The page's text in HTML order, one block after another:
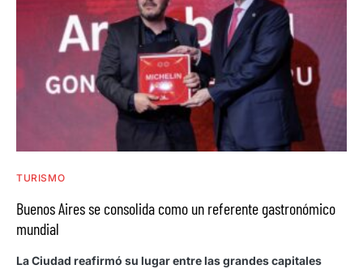
TURISMO
Buenos Aires se consolida como un referente gastronómico
mundial
La Ciudad reafirmó su lugar entre las grandes capitales